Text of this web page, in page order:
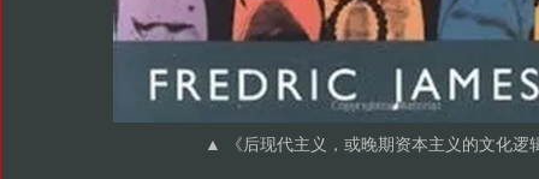
▲ 《后现代主义，或晚期资本主义的文化逻